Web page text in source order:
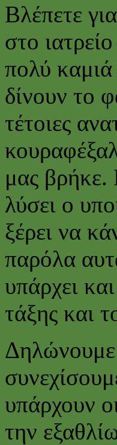
Βλέπετε
στο
πολύ
δίνουν το
τέτοιες
μας βρήκε.
λύσει ο
ξέρει να
παρόλα
υπάρχει
τάξης και
Δηλώνουμε
υπάρχουν
την